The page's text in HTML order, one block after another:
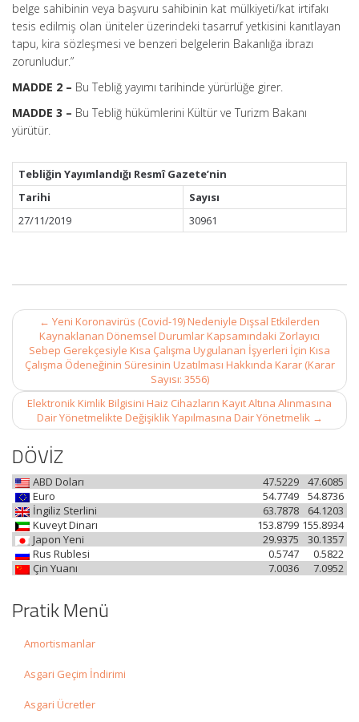
belge sahibinin veya başvuru sahibinin kat mülkiyeti/kat irtifakı
tesis edilmiş olan üniteler üzerindeki tasarruf yetkisini kanıtlayan
tapu, kira sözleşmesi ve benzeri belgelerin Bakanlığa ibrazı
zorunludur.”
MADDE 2 – Bu Tebliğ yayımı tarihinde yürürlüğe girer.
MADDE 3 – Bu Tebliğ hükümlerini Kültür ve Turizm Bakanı
yürütür.
Tebliğin Yayımlandığı Resmî Gazete’nin
Tarihi
Sayısı
27/11/2019
30961
Post
navigation
← Yeni Koronavirüs (Covid-19) Nedeniyle Dışsal Etkilerden
Kaynaklanan Dönemsel Durumlar Kapsamındaki Zorlayıcı
Sebep Gerekçesiyle Kısa Çalışma Uygulanan İşyerleri İçin Kısa
Çalışma Ödeneğinin Süresinin Uzatılması Hakkında Karar (Karar
Sayısı: 3556)
Elektronik Kimlik Bilgisini Haiz Cihazların Kayıt Altına Alınmasına
Dair Yönetmelikte Değişiklik Yapılmasına Dair Yönetmelik →
DÖVİZ
ABD Doları 47.6085
47.5229
Euro
54.8736
54.7749
İngiliz Sterlini
64.1203
63.7878
Kuveyt Dinarı
155.8934
153.8799
Japon Yeni
30.1357
29.9375
Rus Rublesi
0.5822
0.5747
Çin Yuanı
7.0952
7.0036
Pratik Menü
Amortismanlar
Asgari Geçim İndirimi
Asgari Ücretler